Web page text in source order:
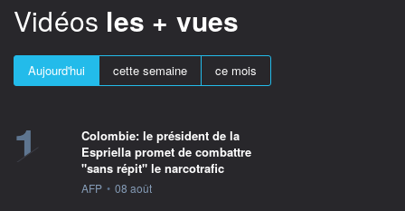
Vidéos les + vues
Aujourd'hui cette semaine ce mois
1
Colombie: le président de la
Espriella promet de combattre
"sans répit" le narcotrafic
information fournie par
AFP • 08 août